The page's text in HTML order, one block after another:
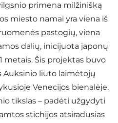
primena milžinišką
miesto namai yra viena iš
pastogių, viena
dalių, inicijuota japonų
metais. Šis projektas buvo
Auksinio liūto laimėtojų
Venecijos bienalėje.
tikslas – padėti užgydyti
stichijos atsiradusias